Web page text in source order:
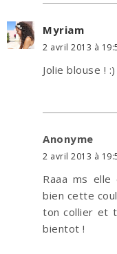
Myriam
2 avril 2013 à
Jolie blouse ! :)
Anonyme
2 avril 2013 à
Raaa ms
bien cette
ton collier et
bientot !